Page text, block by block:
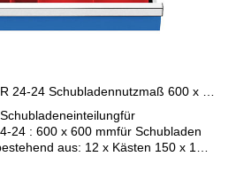
24 : 600 x 600 mmfür Schubladen
aus: 12 x Kästen 150 x 150